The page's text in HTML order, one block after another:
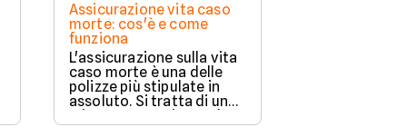
Assicurazione vita caso
morte: cos'è e come
funziona
L'assicurazione sulla vita
caso morte è una delle
polizze più stipulate in
assoluto. Si tratta di una
misura preventiva molto
rilevante quando si ha a